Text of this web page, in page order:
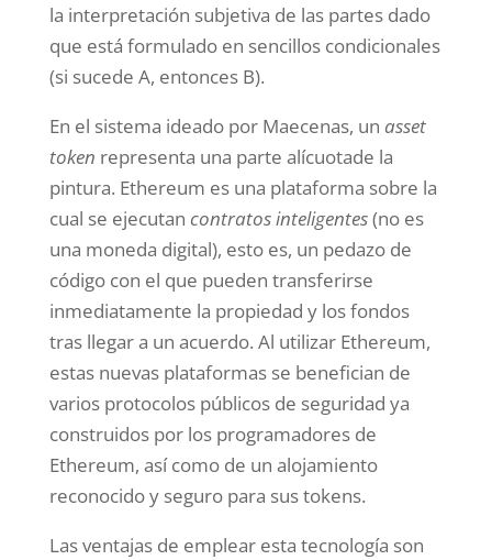
la interpretación subjetiva de las partes dado
que está formulado en sencillos condicionales
(si sucede A, entonces B).
En el sistema ideado por Maecenas, un asset
token representa una parte alícuotade la
pintura. Ethereum es una plataforma sobre la
cual se ejecutan contratos inteligentes(no es
una moneda digital), esto es, un pedazo de
código con el que pueden transferirse
inmediatamente la propiedad y los fondos
tras llegar a un acuerdo. Al utilizar Ethereum,
estas nuevas plataformas se benefician de
varios protocolos públicos de seguridad ya
construidos por los programadores de
Ethereum, así como de un alojamiento
reconocido y seguro para sus tokens.
Las ventajas de emplear esta tecnología son